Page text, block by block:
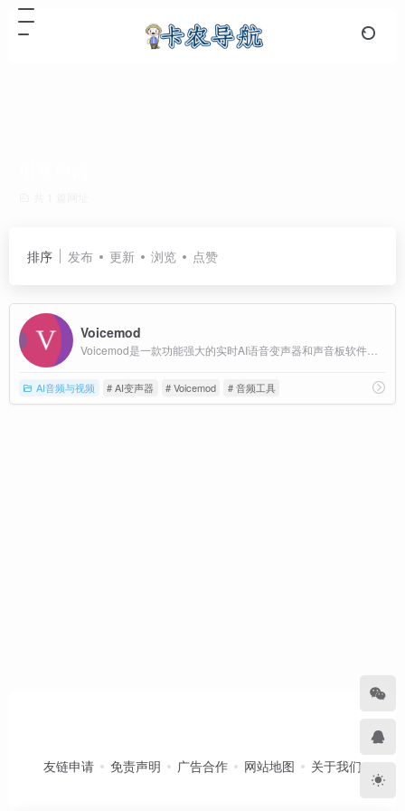
排序 发布 更新 浏览 点赞
Voicemod
AI音频与视频 # AI变声器 # Voicemod # 音频工具
友链申请 免责声明 广告合作 网站地图 关于我们